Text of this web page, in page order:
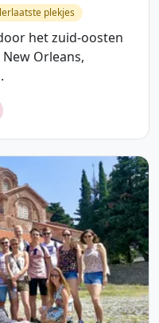
plekjes
het zuid-oosten
Orleans,